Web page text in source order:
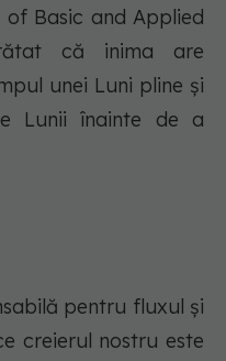
Basic and Applied
că inima are
unei Luni pline și
Lunii înainte de a
pentru fluxul și
creierul nostru este